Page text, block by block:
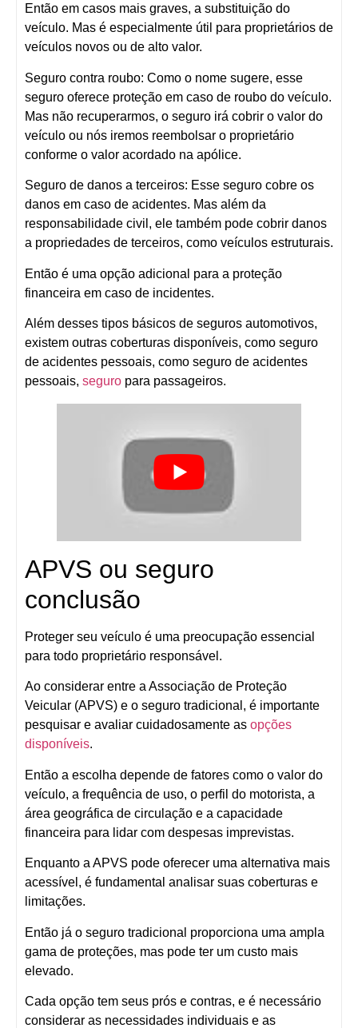
Então em casos mais graves, a substituição do
veículo. Mas é especialmente útil para proprietários de
veículos novos ou de alto valor.
Seguro contra roubo: Como o nome sugere, esse
seguro oferece proteção em caso de roubo do veículo.
Mas não recuperarmos, o seguro irá cobrir o valor do
veículo ou nós iremos reembolsar o proprietário
conforme o valor acordado na apólice.
Seguro de danos a terceiros: Esse seguro cobre os
danos em caso de acidentes. Mas além da
responsabilidade civil, ele também pode cobrir danos
a propriedades de terceiros, como veículos estruturais.
Então é uma opção adicional para a proteção
financeira em caso de incidentes.
Além desses tipos básicos de seguros automotivos,
existem outras coberturas disponíveis, como seguro
de acidentes pessoais, como seguro de acidentes
pessoais, seguro para passageiros.
APVS ou seguro
conclusão
Proteger seu veículo é uma preocupação essencial
para todo proprietário responsável.
Ao considerar entre a Associação de Proteção
Veicular (APVS) e o seguro tradicional, é importante
pesquisar e avaliar cuidadosamente as opções
disponíveis.
Então a escolha depende de fatores como o valor do
veículo, a frequência de uso, o perfil do motorista, a
área geográfica de circulação e a capacidade
financeira para lidar com despesas imprevistas.
Enquanto a APVS pode oferecer uma alternativa mais
acessível, é fundamental analisar suas coberturas e
limitações.
Então já o seguro tradicional proporciona uma ampla
gama de proteções, mas pode ter um custo mais
elevado.
Cada opção tem seus prós e contras, e é necessário
considerar as necessidades individuais e as